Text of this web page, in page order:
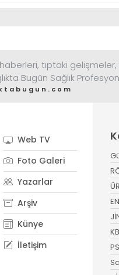
haberleri, tıptaki
Bugün Sağlık
Web TV
Foto Galeri
Yazarlar
Arşiv
Künye
İletişim